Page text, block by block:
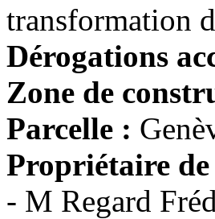
transformation
Dérogations
Zone de
Parcelle :
Propriétaire
- M Regard